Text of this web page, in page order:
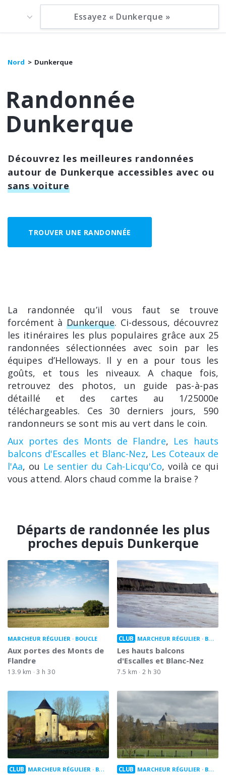
Nord Dunkerque
Randonnée
Dunkerque
Découvrez les meilleures randonnées
autour de Dunkerque accessibles avec ou
sans voiture
TROUVER UNE RANDONNÉE
La randonnée qu’il vous faut se trouve
forcément à Dunkerque. Ci-dessous, découvrez
les itinéraires les plus populaires grâce aux 25
randonnées sélectionnées avec soin par les
équipes d’Helloways. Il y en a pour tous les
goûts, et tous les niveaux. A chaque fois,
retrouvez des photos, un guide pas-à-pas
détaillé et des cartes au 1/25000e
téléchargeables. Ces 30 derniers jours, 590
randonneurs se sont mis au vert dans le coin.
Aux portes des Monts de Flandre, Les hauts
balcons d'Escalles et Blanc-Nez, Les Coteaux de
l'Aa, ou Le sentier du Cah-Licqu'Co, voilà ce qui
vous attend. Alors chaud comme la braise ?
Départs de randonnée les plus
proches depuis Dunkerque
MARCHEUR RÉGULIER BOUCLE
Aux portes des Monts de
Flandre
13.9 km 3 h 30
CLUB MARCHEUR RÉGULIER BOUCLE
Les hauts balcons
d'Escalles et Blanc-Nez
7.5 km 2 h 30
CLUB MARCHEUR RÉGULIER BOUCLE CLUB MARCHEUR RÉGULIER BOUCLE